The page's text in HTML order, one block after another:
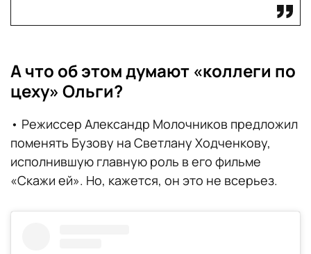
А что об этом думают «коллеги по
цеху» Ольги?
• Режиссер Александр Молочников предложил
поменять Бузову на Светлану Ходченкову,
исполнившую главную роль в его фильме
«Скажи ей». Но, кажется, он это не всерьез.